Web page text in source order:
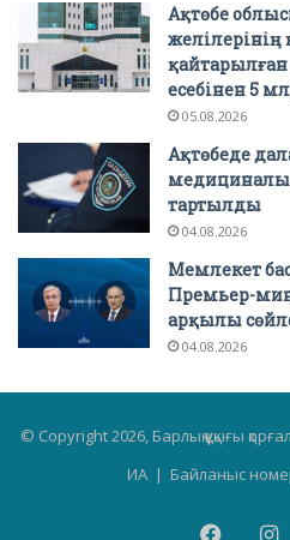
Ақтөбе
есебінен 5
05.08.2026
Ақтөбеде
тартылды
04.08.2026
Мемлекет
Премьер-
арқылы
04.08.2026
© Copyright 2026, Барлық құқығы
ИА | Байланыс